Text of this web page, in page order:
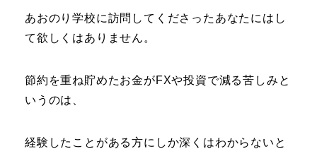
あおのり学校に訪問してくださったあなたにはし
て欲しくはありません。
節約を重ね貯めたお金がFXや投資で減る苦しみと
いうのは、
経験したことがある方にしか深くはわからないと